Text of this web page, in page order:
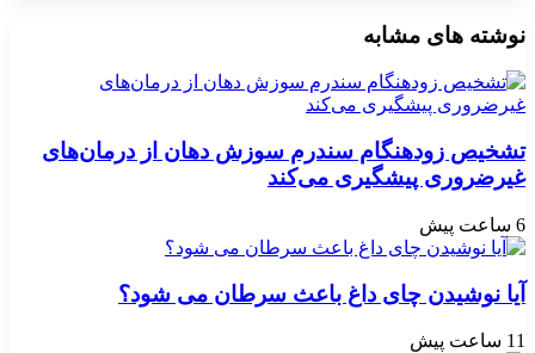
نوشته های مشابه
تشخیص زودهنگام سندرم سوزش دهان از درمان‌های
غیرضروری پیشگیری می‌کند
6 ساعت پیش
آیا نوشیدن چای داغ باعث سرطان می شود؟
11 ساعت پیش